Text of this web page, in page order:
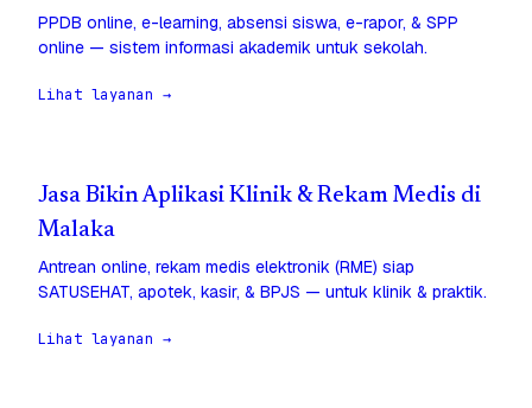
PPDB online, e-learning, absensi siswa, e-rapor, & SPP
online — sistem informasi akademik untuk sekolah.
Lihat layanan →
Jasa Bikin Aplikasi Klinik & Rekam Medis di
Malaka
Antrean online, rekam medis elektronik (RME) siap
SATUSEHAT, apotek, kasir, & BPJS — untuk klinik & praktik.
Lihat layanan →